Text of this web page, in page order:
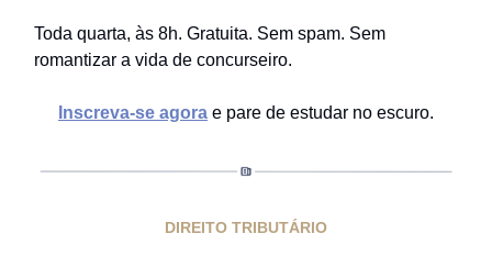
Toda quarta, às 8h. Gratuita. Sem spam. Sem
romantizar a vida de concurseiro.
Inscreva-se agora e pare de estudar no escuro.
DIREITO TRIBUTÁRIO